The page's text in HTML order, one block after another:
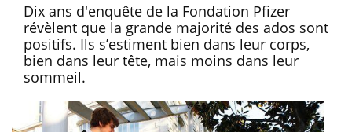
Dix ans d'enquête de la Fondation Pfizer
révèlent que la grande majorité des ados sont
positifs. Ils s’estiment bien dans leur corps,
bien dans leur tête, mais moins dans leur
sommeil.